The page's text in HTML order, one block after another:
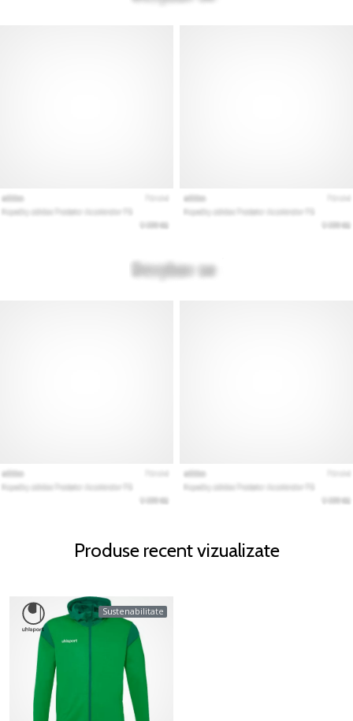
Produse recent vizualizate
Sustenabilitate